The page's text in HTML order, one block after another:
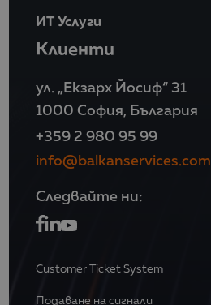
ИТ Услуги
Клиенти
ул. „Екзарх Йосиф“ 31
1000 София, България
+359 2 980 95 99
info@balkanservices.com
Следвайте ни:
Customer Ticket System
Подаване на сигнали